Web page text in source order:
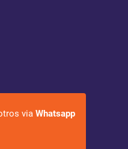
via Whatsapp